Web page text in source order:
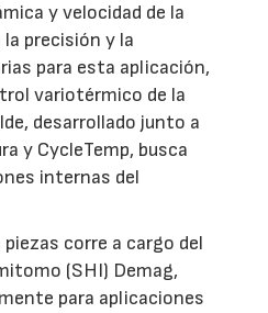
y velocidad de la
precisión y la
para esta aplicación,
variotérmico de la
desarrollado junto a
y CycleTemp, busca
internas del
corre a cargo del
(SHI) Demag,
para aplicaciones